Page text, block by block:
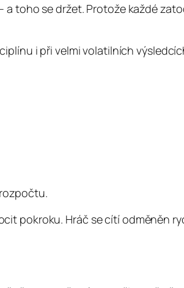
toho se držet. Protože každé
i při velmi volatilních
pokroku. Hráč se cítí odměněn